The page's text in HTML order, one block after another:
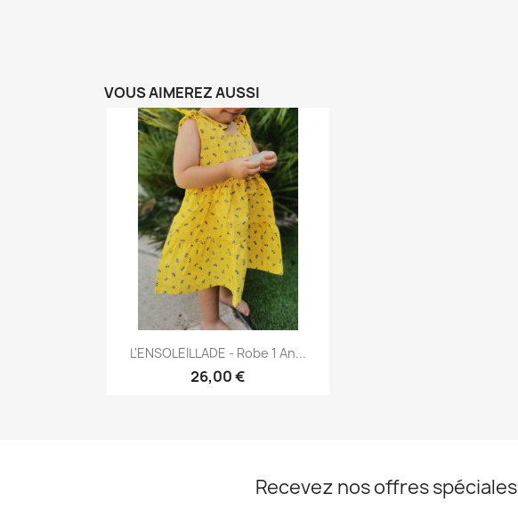
VOUS AIMEREZ AUSSI
 Aperçu rapide
L'ENSOLEILLADE - Robe 1 An...
26,00 €
Recevez nos offres spéciales